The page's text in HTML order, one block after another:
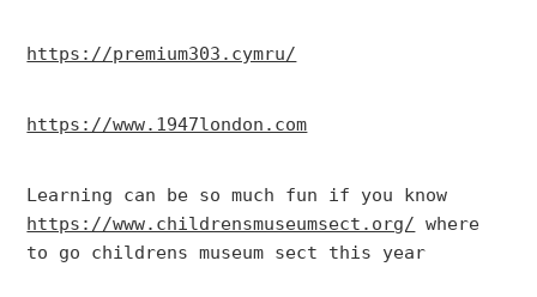
https://premium303.cymru/
https://www.1947london.com
https://www.childrensmuseumsect.org/ where
to go childrens museum sect this year